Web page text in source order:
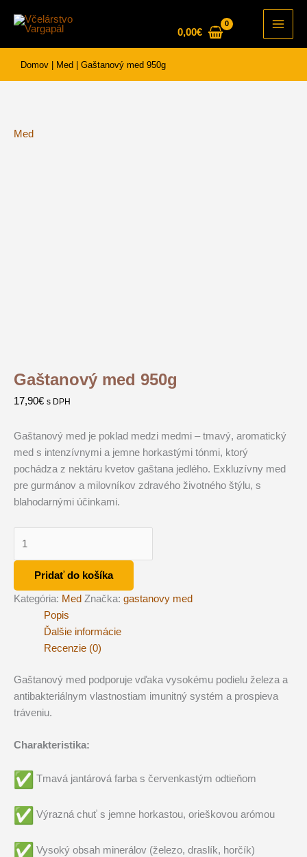
0,00€
Main
Domov Med Gaštanový med 950g
Med
Gaštanový med 950g
17,90€ s DPH
Gaštanový med je poklad medzi medmi – tmavý, aromatický
med s intenzívnymi a jemne horkastými tónmi, ktorý
pochádza z nektáru kvetov gaštana jedlého. Exkluzívny med
pre gurmánov a milovníkov zdravého životného štýlu, s
blahodarnými účinkami.
Pridať do košíka
Kategória: Med Značka: gastanovy med
Popis
Ďalšie informácie
Recenzie (0)
Gaštanový med podporuje vďaka vysokému podielu železa a
antibakteriálnym vlastnostiam imunitný systém a prospieva
tráveniu.
Charakteristika:
Tmavá jantárová farba s červenkastým odtieňom
Výrazná chuť s jemne horkastou, orieškovou arómou
Vysoký obsah minerálov (železo, draslík, horčík)